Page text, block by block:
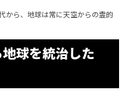
から、地球は常に天空からの霊的
球を統治した